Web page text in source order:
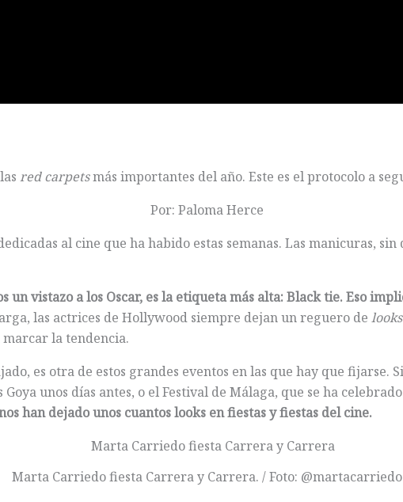
red carpetsmás importantes del año. Este es el protocolo a
Por: Paloma Herce
al cine que ha habido estas semanas. Las manicuras,
un vistazo a los Oscar, es la etiqueta más alta: Black tie. Eso
las actrices de Hollywood siempre dejan un reguero de looks
marcar la tendencia.
es otra de estos grandes eventos en las que hay que fijarse.
unos días antes, o el Festival de Málaga, que se ha
han dejado unos cuantos looks en fiestas y fiestas del cine.
Marta Carriedo fiesta Carrera y Carrera. / Foto: @martacarriedo